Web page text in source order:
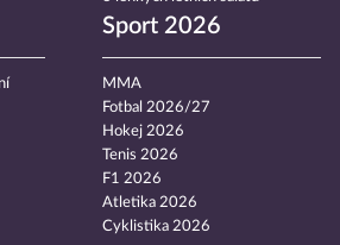
Sport 2026
MMA
Fotbal 2026/27
Hokej 2026
Tenis 2026
F1 2026
Atletika 2026
Cyklistika 2026